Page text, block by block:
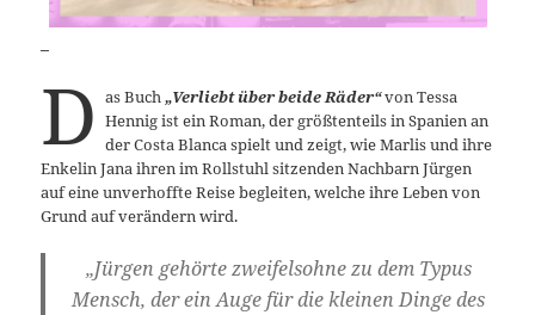
D as Buch„Verliebt über beide Räder“von Tessa
Hennig ist ein Roman, der größtenteils in Spanien an
der Costa Blanca spielt und zeigt, wie Marlis und ihre
Enkelin Jana ihren im Rollstuhl sitzenden Nachbarn Jürgen
auf eine unverhoffte Reise begleiten, welche ihre Leben von
Grund auf verändern wird.
„Jürgen gehörte zweifelsohne zu dem Typus
Mensch, der ein Auge für die kleinen Dinge des